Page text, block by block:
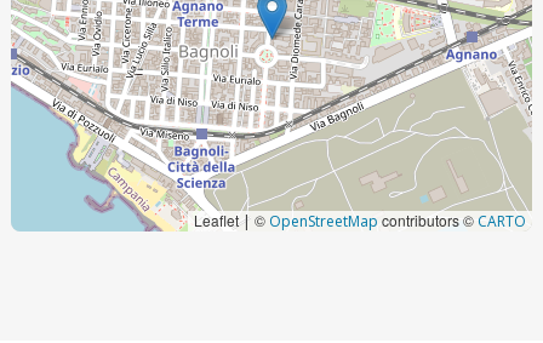
Leaflet|© OpenStreetMap contributors © CARTO